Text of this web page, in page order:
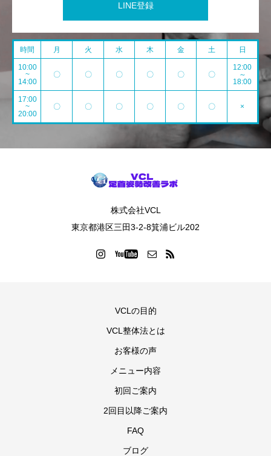
LINE登録
時間 月 火 水 木 金 土 日
10:00
~
14:00
〇 〇 〇 〇 〇 〇
12:00
～
18:00
17:00
~
20:00
〇 〇 〇 〇 〇 〇 ×
株式会社VCL
東京都港区三田3-2-8箕浦ビル202
VCLの目的
VCL整体法とは
お客様の声
メニュー内容
初回ご案内
2回目以降ご案内
FAQ
ブログ